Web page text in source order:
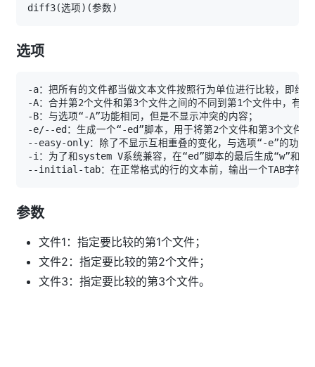
diff3(选项) (参数)
选项
参数
文件1：指定要比较的第1个文件；
文件2：指定要比较的第2个文件；
文件3：指定要比较的第3个文件。